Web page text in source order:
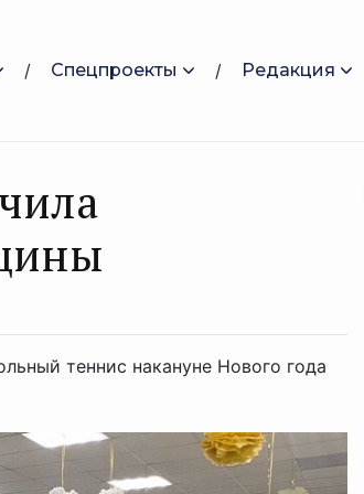
Спецпроекты Редакция
теннис накануне Нового года